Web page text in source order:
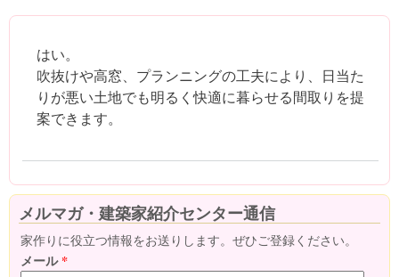
はい。
吹抜けや高窓、プランニングの工夫により、日当た
りが悪い土地でも明るく快適に暮らせる間取りを提
案できます。
メルマガ・建築家紹介センター通信
家作りに役立つ情報をお送りします。ぜひご登録ください。
メール*